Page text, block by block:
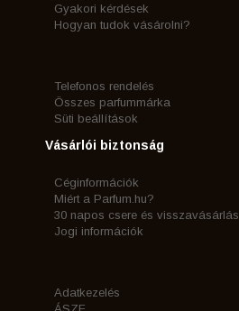
Gyakori kérdések
Hogyan tudok vásárolni?
Telefonos rendelés
Összes parfummárka
Süti beállítások
Vásárlói biztonság
Céginformációk
Miért a Parfum.hu?
30 napos csere és visszavásárlás
Jogi információk
Adatkezelés